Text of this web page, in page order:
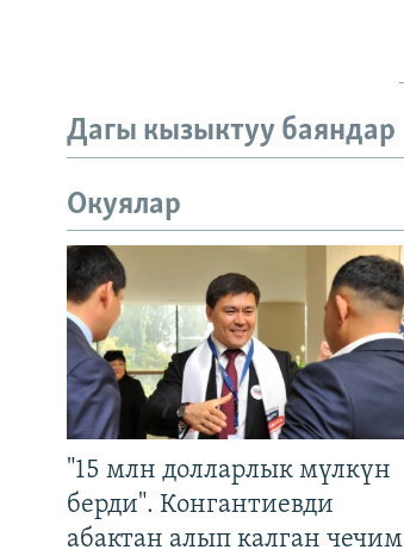
Дагы кызыктуу баяндар
Окуялар
"15 млн долларлык мүлкүн
берди". Конгантиевди
абактан алып калган чечим